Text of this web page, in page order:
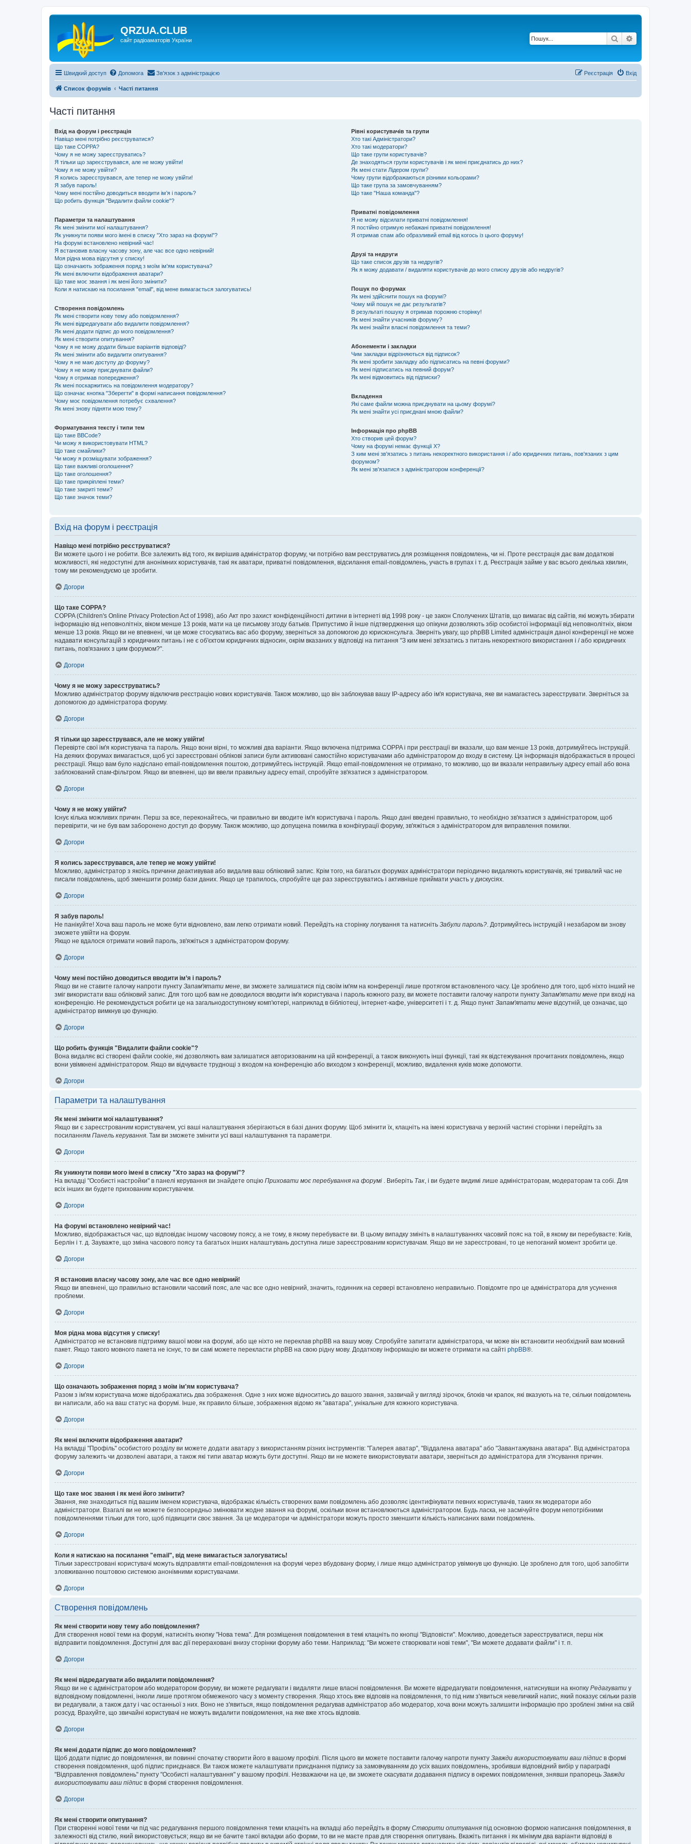
QRZUA.CLUB
сайт радіоаматорів України Пошук
Швидкий доступ Допомога Зв'язок з адміністрацією Вхід
Реєстрація
Список форумів Часті питання
Часті питання
Вхід на форум і реєстрація
Навіщо мені потрібно реєструватися?
Що таке COPPA?
Чому я не можу зареєструватись?
Я тільки що зареєструвався, але не можу увійти!
Чому я не можу увійти?
Я колись зареєструвався, але тепер не можу увійти!
Я забув пароль!
Чому мені постійно доводиться вводити ім’я і пароль?
Що робить функція "Видалити файли cookie"?
Параметри та налаштування
Як мені змінити мої налаштування?
Як уникнути появи мого імені в списку "Хто зараз на форумі"?
На форумі встановлено невірний час!
Я встановив власну часову зону, але час все одно невірний!
Моя рідна мова відсутня у списку!
Що означають зображення поряд з моїм ім'ям користувача?
Як мені включити відображення аватари?
Що таке моє звання і як мені його змінити?
Коли я натискаю на посилання "email", від мене вимагається залогуватись!
Створення повідомлень
Як мені створити нову тему або повідомлення?
Як мені відредагувати або видалити повідомлення?
Як мені додати підпис до мого повідомлення?
Як мені створити опитування?
Чому я не можу додати більше варіантів відповіді?
Як мені змінити або видалити опитування?
Чому я не маю доступу до форуму?
Чому я не можу приєднувати файли?
Чому я отримав попередження?
Як мені поскаржитись на повідомлення модератору?
Що означає кнопка "Зберегти" в формі написання повідомлення?
Чому моє повідомлення потребує схвалення?
Як мені знову підняти мою тему?
Форматування тексту і типи тем
Що таке BBCode?
Чи можу я використовувати HTML?
Що таке смайлики?
Чи можу я розміщувати зображення?
Що таке важливі оголошення?
Що таке оголошення?
Що таке прикріплені теми?
Що таке закриті теми?
Що таке значок теми?
Рівні користувачів та групи
Хто такі Адміністратори?
Хто такі модератори?
Що таке групи користувачів?
Де знаходяться групи користувачів і як мені приєднатись до них?
Як мені стати Лідером групи?
Чому групи відображаються різними кольорами?
Що таке група за замовчуванням?
Що таке "Наша команда"?
Приватні повідомлення
Я не можу відсилати приватні повідомлення!
Я постійно отримую небажані приватні повідомлення!
Я отримав спам або образливий email від когось із цього форуму!
Друзі та недруги
Що таке список друзів та недругів?
Як я можу додавати / видаляти користувачів до мого списку друзів або недругів?
Пошук по форумах
Як мені здійснити пошук на форумі?
Чому мій пошук не дає результатів?
В результаті пошуку я отримав порожню сторінку!
Як мені знайти учасників форуму?
Як мені знайти власні повідомлення та теми?
Абонементи і закладки
Чим закладки відрізняються від підписок?
Як мені зробити закладку або підписатись на певні форуми?
Як мені підписатись на певний форум?
Як мені відмовитись від підписки?
Вкладення
Які саме файли можна приєднувати на цьому форумі?
Як мені знайти усі приєднані мною файли?
Інформація про phpBB
Хто створив цей форум?
Чому на форумі немає функції X?
З ким мені зв'язатись з питань некоректного використання і / або юридичних питань, пов'язаних з цим
форумом?
Як мені зв'язатися з адміністратором конференції?
Вхід на форум і реєстрація
Навіщо мені потрібно реєструватися?
Ви можете цього і не робити. Все залежить від того, як вирішив адміністратор форуму, чи потрібно вам реєструватись для розміщення повідомлень, чи ні. Проте реєстрація дає вам додаткові
можливості, які недоступні для анонімних користувачів, такі як аватари, приватні повідомлення, відсилання email-повідомлень, участь в групах і т. д. Реєстрація займе у вас всього декілька хвилин,
тому ми рекомендуємо це зробити.
Догори
Що таке COPPA?
COPPA (Children's Online Privacy Protection Act of 1998), або Акт про захист конфіденційності дитини в інтернеті від 1998 року - це закон Сполучених Штатів, що вимагає від сайтів, які можуть збирати
інформацію від неповнолітніх, віком менше 13 років, мати на це письмову згоду батьків. Припустимо й інше підтвердження що опікуни дозволяють збір особистої інформації від неповнолітніх, віком
менше 13 років. Якщо ви не впевнені, чи це може стосуватись вас або форуму, зверніться за допомогою до юрисконсульта. Зверніть увагу, що phpBB Limited адміністрація даної конференції не може
надавати консультацій з юридичних питань і не є об'єктом юридичних відносин, окрім вказаних у відповіді на питання "З ким мені зв'язатись з питань некоректного використання і / або юридичних
питань, пов'язаних з цим форумом?".
Догори
Чому я не можу зареєструватись?
Можливо адміністратор форуму відключив реєстрацію нових користувачів. Також можливо, що він заблокував вашу IP-адресу або ім'я користувача, яке ви намагаєтесь зареєструвати. Зверніться за
допомогою до адміністратора форуму.
Догори
Я тільки що зареєструвався, але не можу увійти!
Перевірте свої ім'я користувача та пароль. Якщо вони вірні, то можливі два варіанти. Якщо включена підтримка COPPA і при реєстрації ви вказали, що вам менше 13 років, дотримуйтесь інструкцій.
На деяких форумах вимагається, щоб усі зареєстровані облікові записи були активовані самостійно користувачами або адміністратором до входу в систему. Ця інформація відображається в процесі
реєстрації. Якщо вам було надіслано email-повідомлення поштою, дотримуйтесь інструкцій. Якщо email-повідомлення не отримано, то можливо, що ви вказали неправильну адресу email або вона
заблокований спам-фільтром. Якщо ви впевнені, що ви ввели правильну адресу email, спробуйте зв'язатися з адміністратором.
Догори
Чому я не можу увійти?
Існує кілька можливих причин. Перш за все, переконайтесь, чи правильно ви вводите ім'я користувача і пароль. Якщо дані введені правильно, то необхідно зв'язатися з адміністратором, щоб
перевірити, чи не був вам заборонено доступ до форуму. Також можливо, що допущена помилка в конфігурації форуму, зв'яжіться з адміністратором для виправлення помилки.
Догори
Я колись зареєструвався, але тепер не можу увійти!
Можливо, адміністратор з якоїсь причини деактивував або видалив ваш обліковий запис. Крім того, на багатьох форумах адміністратори періодично видаляють користувачів, які тривалий час не
писали повідомлень, щоб зменшити розмір бази даних. Якщо це трапилось, спробуйте ще раз зареєструватись і активніше приймати участь у дискусіях.
Догори
Я забув пароль!
Не панікуйте! Хоча ваш пароль не може бути відновлено, вам легко отримати новий. Перейдіть на сторінку логування та натисніть Забули пароль?. Дотримуйтесь інструкцій і незабаром ви знову
зможете увійти на форум.
Якщо не вдалося отримати новий пароль, зв'яжіться з адміністратором форуму.
Догори
Чому мені постійно доводиться вводити ім’я і пароль?
Якщо ви не ставите галочку напроти пункту Запам'ятати мене, ви зможете залишатися під своїм ім'ям на конференції лише протягом встановленого часу. Це зроблено для того, щоб ніхто інший не
зміг використати ваш обліковий запис. Для того щоб вам не доводилося вводити ім'я користувача і пароль кожного разу, ви можете поставити галочку напроти пункту Запам'ятати мене при вході на
конференцію. Не рекомендується робити це на загальнодоступному комп'ютері, наприклад в бібліотеці, інтернет-кафе, університеті і т. д. Якщо пункт Запам'ятати мене відсутній, це означає, що
адміністратор вимкнув цю функцію.
Догори
Що робить функція "Видалити файли cookie"?
Вона видаляє всі створені файли cookie, які дозволяють вам залишатися авторизованим на цій конференції, а також виконують інші функції, такі як відстежування прочитаних повідомлень, якщо
вони увімкнені адміністратором. Якщо ви відчуваєте труднощі з входом на конференцію або виходом з конференції, можливо, видалення куків може допомогти.
Догори
Параметри та налаштування
Як мені змінити мої налаштування?
Якщо ви є зареєстрованим користувачем, усі ваші налаштування зберігаються в базі даних форуму. Щоб змінити їх, клацніть на імені користувача у верхній частині сторінки і перейдіть за
посиланням Панель керування. Там ви зможете змінити усі ваші налаштування та параметри.
Догори
Як уникнути появи мого імені в списку "Хто зараз на форумі"?
На вкладці "Особисті настройки" в панелі керування ви знайдете опцію Приховати моє перебування на форумі . Виберіть Так, і ви будете видимі лише адміністраторам, модераторам та собі. Для
всіх інших ви будете прихованим користувачем.
Догори
На форумі встановлено невірний час!
Можливо, відображається час, що відповідає іншому часовому поясу, а не тому, в якому перебуваєте ви. В цьому випадку змініть в налаштуваннях часовий пояс на той, в якому ви перебуваєте: Київ,
Берлін і т. д. Зауважте, що зміна часового поясу та багатьох інших налаштувань доступна лише зареєстрованим користувачам. Якщо ви не зареєстровані, то це непоганий момент зробити це.
Догори
Я встановив власну часову зону, але час все одно невірний!
Якщо ви впевнені, що правильно встановили часовий пояс, але час все одно невірний, значить, годинник на сервері встановлено неправильно. Повідомте про це адміністратора для усунення
проблеми.
Догори
Моя рідна мова відсутня у списку!
Адміністратор не встановив підтримку вашої мови на форумі, або ще ніхто не переклав phpBB на вашу мову. Спробуйте запитати адміністратора, чи може він встановити необхідний вам мовний
пакет. Якщо такого мовного пакета не існує, то ви самі можете перекласти phpBB на свою рідну мову. Додаткову інформацію ви можете отримати на сайті phpBB®.
Догори
Що означають зображення поряд з моїм ім'ям користувача?
Разом з ім'ям користувача може відображатись два зображення. Одне з них може відноситись до вашого звання, зазвичай у вигляді зірочок, блоків чи крапок, які вказують на те, скільки повідомлень
ви написали, або на ваш статус на форумі. Інше, як правило більше, зображення відомо як "аватара", унікальне для кожного користувача.
Догори
Як мені включити відображення аватари?
На вкладці "Профіль" особистого розділу ви можете додати аватару з використанням різних інструментів: "Галерея аватар", "Віддалена аватара" або "Завантажувана аватара". Від адміністратора
форуму залежить чи дозволені аватари, а також які типи аватар можуть бути доступні. Якщо ви не можете використовувати аватари, зверніться до адміністратора для з'ясування причин.
Догори
Що таке моє звання і як мені його змінити?
Звання, яке знаходиться під вашим іменем користувача, відображає кількість створених вами повідомлень або дозволяє ідентифікувати певних користувачів, таких як модератори або
адміністратори. Взагалі ви не можете безпосередньо змінювати жодне звання на форумі, оскільки вони встановлюються адміністратором. Будь ласка, не засмічуйте форум непотрібними
повідомленнями тільки для того, щоб підвищити своє звання. За це модератори чи адміністратори можуть просто зменшити кількість написаних вами повідомлень.
Догори
Коли я натискаю на посилання "email", від мене вимагається залогуватись!
Тільки зареєстровані користувачі можуть відправляти email-повідомлення на форумі через вбудовану форму, і лише якщо адміністратор увімкнув цю функцію. Це зроблено для того, щоб запобігти
зловживанню поштовою системою анонімними користувачами.
Догори
Створення повідомлень
Як мені створити нову тему або повідомлення?
Для створення нової теми на форумі, натисніть кнопку "Нова тема". Для розміщення повідомлення в темі клацніть по кнопці "Відповісти". Можливо, доведеться зареєструватися, перш ніж
відправити повідомлення. Доступні для вас дії перераховані внизу сторінки форуму або теми. Наприклад: "Ви можете створювати нові теми", "Ви можете додавати файли" і т. п.
Догори
Як мені відредагувати або видалити повідомлення?
Якщо ви не є адміністратором або модератором форуму, ви можете редагувати і видаляти лише власні повідомлення. Ви можете відредагувати повідомлення, натиснувши на кнопку Редагувати у
відповідному повідомленні, інколи лише протягом обмеженого часу з моменту створення. Якщо хтось вже відповів на повідомлення, то під ним з'явиться невеличкий напис, який показує скільки разів
ви редагували, а також дату і час останньої з них. Воно не з'явиться, якщо повідомлення редагував адміністратор або модератор, хоча вони можуть залишити інформацію про зроблені зміни на свій
розсуд. Врахуйте, що звичайні користувачі не можуть видалити повідомлення, на яке вже хтось відповів.
Догори
Як мені додати підпис до мого повідомлення?
Щоб додати підпис до повідомлення, ви повинні спочатку створити його в вашому профілі. Після цього ви можете поставити галочку напроти пункту Завжди використовувати ваш підпис в формі
створення повідомлення, щоб підпис приєднався. Ви також можете налаштувати приєднання підпису за замовчуванням до усіх ваших повідомлень, зробивши відповідний вибір у параграфі
"Відправлення повідомлень" пункту "Особисті налаштування" у вашому профілі. Незважаючи на це, ви зможете скасувати додавання підпису в окремих повідомлення, знявши прапорець Завжди
використовувати ваш підпис в формі створення повідомлення.
Догори
Як мені створити опитування?
При створенні нової теми чи під час редагування першого повідомлення теми клацніть на вкладці або перейдіть в форму Створити опитування під основною формою написання повідомлення, в
залежності від стилю, який використовується; якщо ви не бачите такої вкладки або форми, то ви не маєте прав для створення опитувань. Вкажіть питання і як мінімум два варіанти відповіді в